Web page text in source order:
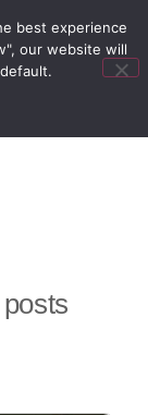
best experience
our website will